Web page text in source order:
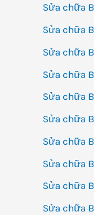
Sửa chữa
Sửa chữa
Sửa chữa
Sửa chữa
Sửa chữa
Sửa chữa
Sửa chữa
Sửa chữa
Sửa chữa
Sửa chữa